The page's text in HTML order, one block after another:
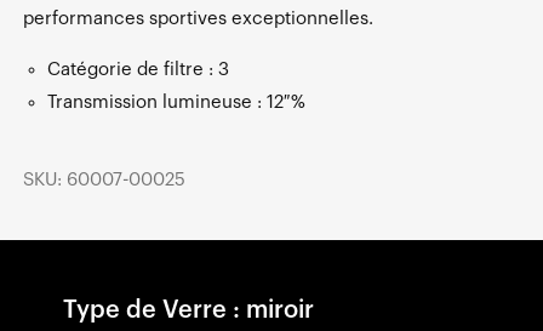
performances sportives exceptionnelles.
Catégorie de filtre : 3
Transmission lumineuse : 12 %
SKU: 60007-00025
Type de Verre : miroir